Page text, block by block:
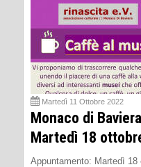
Martedì 11 Ottobre 2022
Monaco di
Martedì 18
Appuntamento: Martedì 18